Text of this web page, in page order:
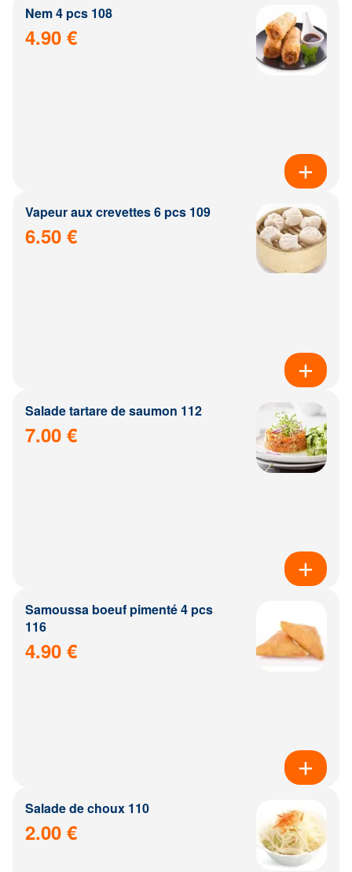
Nem 4 pcs 108
4.90 €
Vapeur aux crevettes 6 pcs 109
6.50 €
Salade tartare de saumon 112
7.00 €
Samoussa boeuf pimenté 4 pcs
116
4.90 €
Salade de choux 110
2.00 €